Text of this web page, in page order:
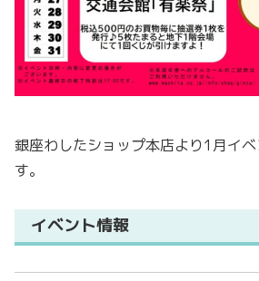
銀座わしたショップ本店より1月イ
す。
イベント情報